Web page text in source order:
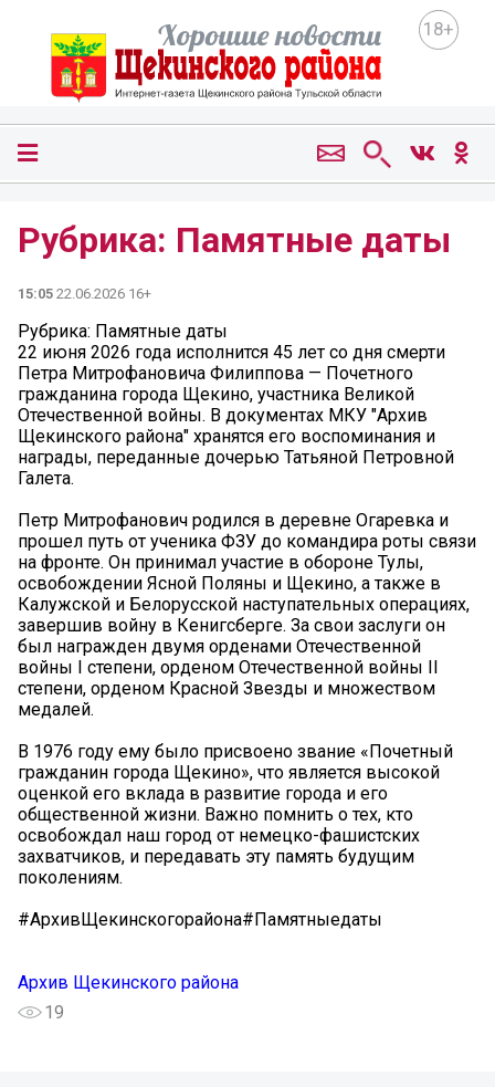
18+
Рубрика: Памятные даты
15:05 22.06.2026 16+
Рубрика: Памятные даты
22 июня 2026 года исполнится 45 лет со дня смерти
Петра Митрофановича Филиппова — Почетного
гражданина города Щекино, участника Великой
Отечественной войны. В документах МКУ "Архив
Щекинского района" хранятся его воспоминания и
награды, переданные дочерью Татьяной Петровной
Галета.
Петр Митрофанович родился в деревне Огаревка и
прошел путь от ученика ФЗУ до командира роты связи
на фронте. Он принимал участие в обороне Тулы,
освобождении Ясной Поляны и Щекино, а также в
Калужской и Белорусской наступательных операциях,
завершив войну в Кенигсберге. За свои заслуги он
был награжден двумя орденами Отечественной
войны I степени, орденом Отечественной войны II
степени, орденом Красной Звезды и множеством
медалей.
В 1976 году ему было присвоено звание «Почетный
гражданин города Щекино», что является высокой
оценкой его вклада в развитие города и его
общественной жизни. Важно помнить о тех, кто
освобождал наш город от немецко-фашистских
захватчиков, и передавать эту память будущим
поколениям.
#АрхивЩекинскогорайона#Памятныедаты
Архив Щекинского района
19